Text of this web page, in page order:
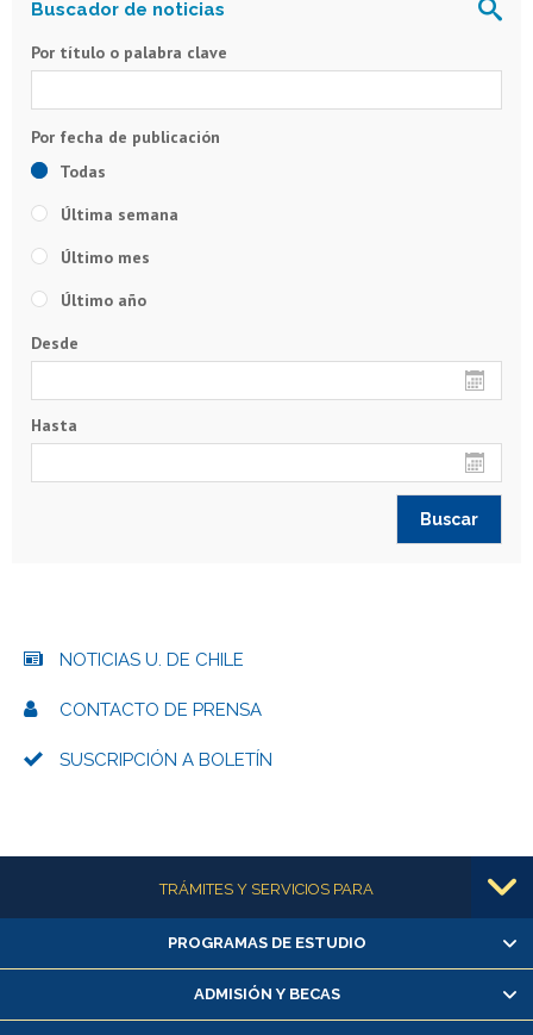
Por título o palabra clave
Todas
Última semana
Último mes
Último año
Desde
Hasta
NOTICIAS U. DE CHILE
CONTACTO DE PRENSA
SUSCRIPCIÓN A BOLETÍN
Más informaciónTRÁMITES Y SERVICIOS PARA
Alumnas/os y exalumnas/os
Matrícula en línea
Inscripción y cambio de asignaturas
PROGRAMAS DE ESTUDIO
ADMISIÓN Y BECAS